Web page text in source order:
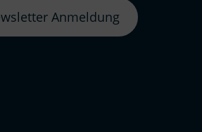
Anmeldung